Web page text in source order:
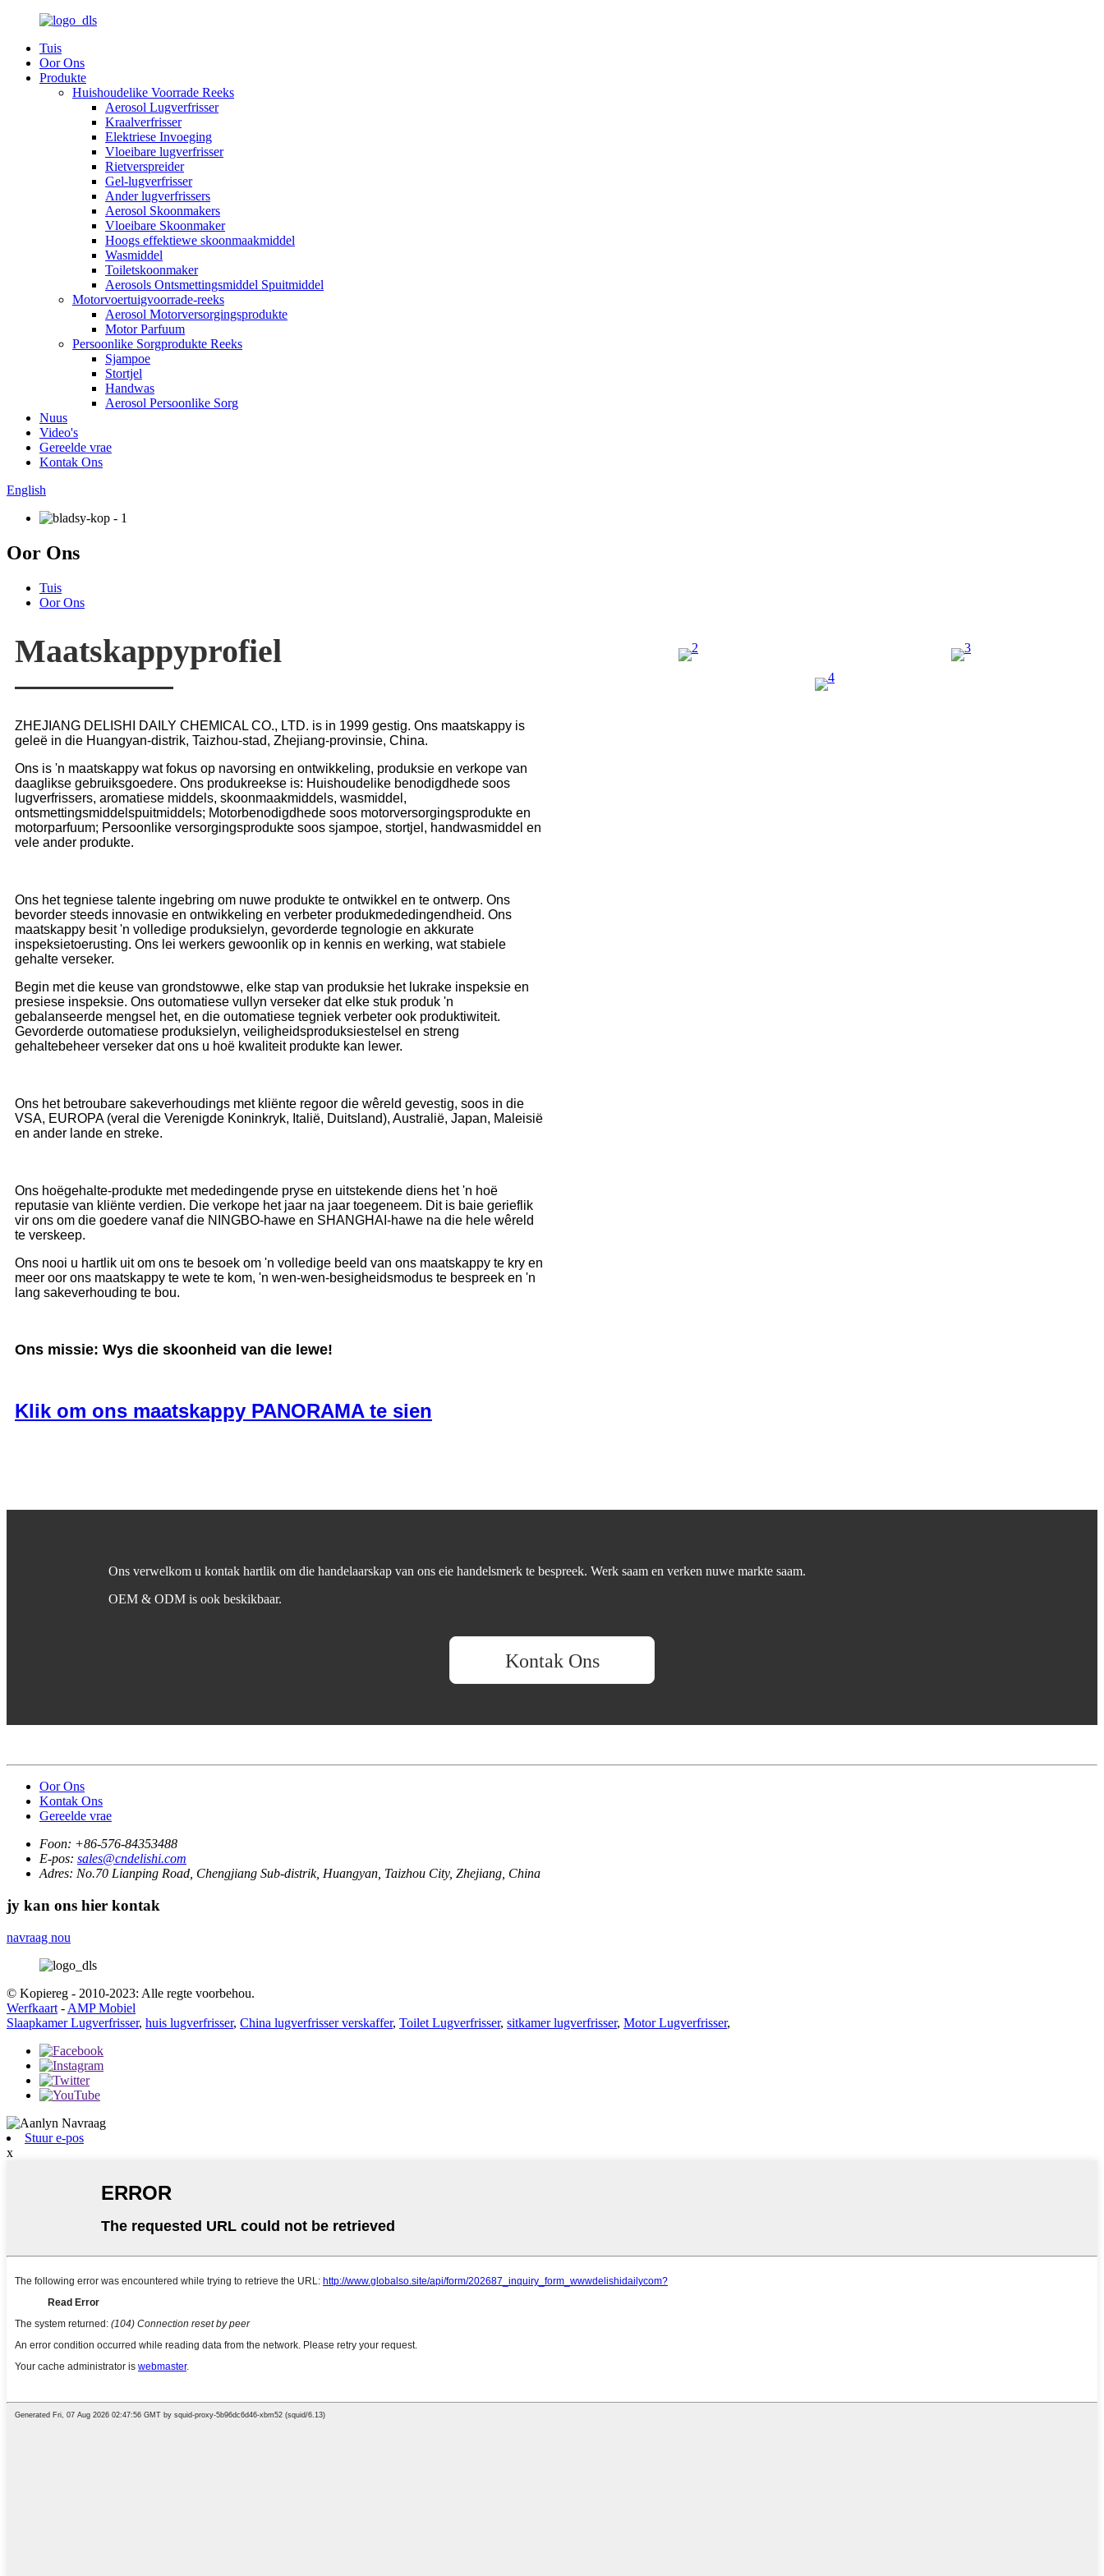
Tuis
Oor Ons
Produkte
Huishoudelike Voorrade Reeks
Aerosol Lugverfrisser
Kraalverfrisser
Elektriese Invoeging
Vloeibare lugverfrisser
Rietverspreider
Gel-lugverfrisser
Ander lugverfrissers
Aerosol Skoonmakers
Vloeibare Skoonmaker
Hoogs effektiewe skoonmaakmiddel
Wasmiddel
Toiletskoonmaker
Aerosols Ontsmettingsmiddel Spuitmiddel
Motorvoertuigvoorrade-reeks
Aerosol Motorversorgingsprodukte
Motor Parfuum
Persoonlike Sorgprodukte Reeks
Sjampoe
Stortjel
Handwas
Aerosol Persoonlike Sorg
Nuus
Video's
Gereelde vrae
Kontak Ons
English
Oor Ons
Tuis
Oor Ons
Maatskappyprofiel
ZHEJIANG DELISHI DAILY CHEMICAL CO., LTD. is in 1999 gestig. Ons maatskappy is
geleë in die Huangyan-distrik, Taizhou-stad, Zhejiang-provinsie, China.
Ons is 'n maatskappy wat fokus op navorsing en ontwikkeling, produksie en verkope van
daaglikse gebruiksgoedere. Ons produkreekse is: Huishoudelike benodigdhede soos
lugverfrissers, aromatiese middels, skoonmaakmiddels, wasmiddel,
ontsmettingsmiddelspuitmiddels; Motorbenodigdhede soos motorversorgingsprodukte en
motorparfuum; Persoonlike versorgingsprodukte soos sjampoe, stortjel, handwasmiddel en
vele ander produkte.
Ons het tegniese talente ingebring om nuwe produkte te ontwikkel en te ontwerp. Ons
bevorder steeds innovasie en ontwikkeling en verbeter produkmededingendheid. Ons
maatskappy besit 'n volledige produksielyn, gevorderde tegnologie en akkurate
inspeksietoerusting. Ons lei werkers gewoonlik op in kennis en werking, wat stabiele
gehalte verseker.
Begin met die keuse van grondstowwe, elke stap van produksie het lukrake inspeksie en
presiese inspeksie. Ons outomatiese vullyn verseker dat elke stuk produk 'n
gebalanseerde mengsel het, en die outomatiese tegniek verbeter ook produktiwiteit.
Gevorderde outomatiese produksielyn, veiligheidsproduksiestelsel en streng
gehaltebeheer verseker dat ons u hoë kwaliteit produkte kan lewer.
Ons het betroubare sakeverhoudings met kliënte regoor die wêreld gevestig, soos in die
VSA, EUROPA (veral die Verenigde Koninkryk, Italië, Duitsland), Australië, Japan, Maleisië
en ander lande en streke.
Ons hoëgehalte-produkte met mededingende pryse en uitstekende diens het 'n hoë
reputasie van kliënte verdien. Die verkope het jaar na jaar toegeneem. Dit is baie gerieflik
vir ons om die goedere vanaf die NINGBO-hawe en SHANGHAI-hawe na die hele wêreld
te verskeep.
Ons nooi u hartlik uit om ons te besoek om 'n volledige beeld van ons maatskappy te kry en
meer oor ons maatskappy te wete te kom, 'n wen-wen-besigheidsmodus te bespreek en 'n
lang sakeverhouding te bou.
Ons missie: Wys die skoonheid van die lewe!
Klik om ons maatskappy PANORAMA te sien
Ons verwelkom u kontak hartlik om die handelaarskap van ons eie handelsmerk te bespreek. Werk saam en verken nuwe markte saam.
OEM & ODM is ook beskikbaar.
Kontak Ons
Oor Ons
Kontak Ons
Gereelde vrae
Foon: +86-576-84353488
E-pos: sales@cndelishi.com
Adres: No.70 Lianping Road, Chengjiang Sub-distrik, Huangyan, Taizhou City, Zhejiang, China
jy kan ons hier kontak
navraag nou
© Kopiereg - 2010-2023: Alle regte voorbehou.
Werfkaart - AMP Mobiel
Slaapkamer Lugverfrisser, huis lugverfrisser, China lugverfrisser verskaffer, Toilet Lugverfrisser, sitkamer lugverfrisser, Motor Lugverfrisser,
Stuur e-pos
x